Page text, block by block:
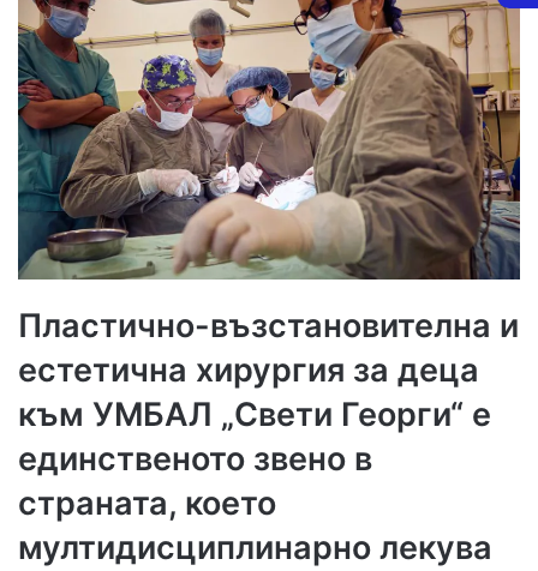
Пластично-възстановителна и
естетична хирургия за деца
към УМБАЛ „Свети Георги“ е
единственото звено в
страната, което
мултидисциплинарно лекува